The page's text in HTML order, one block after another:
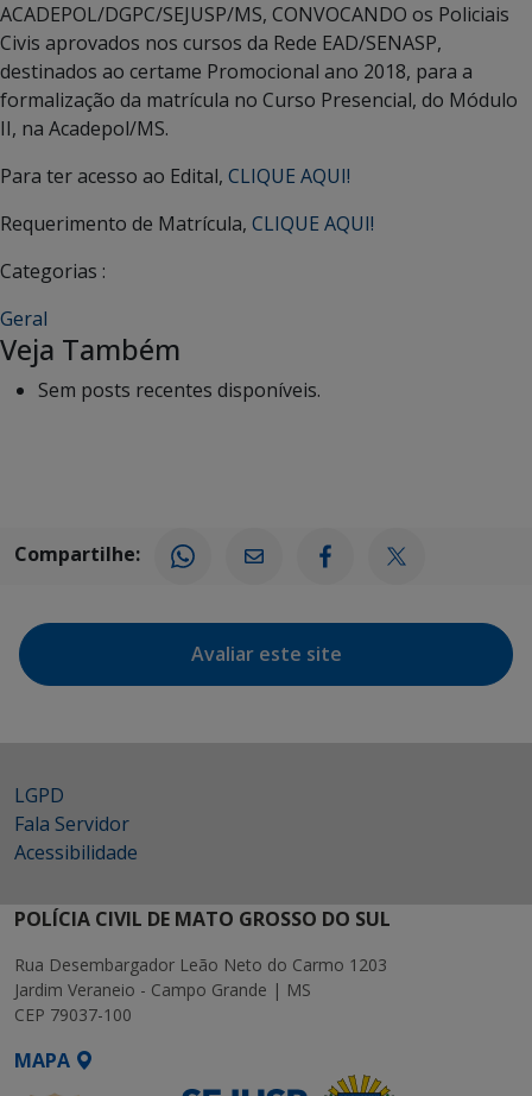
ACADEPOL/DGPC/SEJUSP/MS, CONVOCANDO os Policiais
Civis aprovados nos cursos da Rede EAD/SENASP,
destinados ao certame Promocional ano 2018, para a
formalização da matrícula no Curso Presencial, do Módulo
II, na Acadepol/MS.
Para ter acesso ao Edital, CLIQUE AQUI!
Requerimento de Matrícula, CLIQUE AQUI!
Categorias :
Geral
Veja Também
Sem posts recentes disponíveis.
Compartilhe:
Avaliar este site
LGPD
Fala Servidor
Acessibilidade
POLÍCIA CIVIL DE MATO GROSSO DO SUL
Rua Desembargador Leão Neto do Carmo 1203
Jardim Veraneio - Campo Grande | MS
CEP 79037-100
MAPA